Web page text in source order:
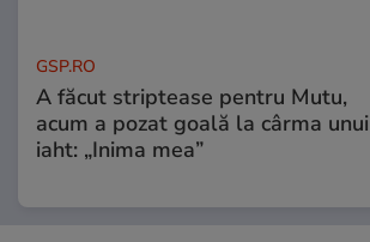
GSP.RO
A făcut striptease pentru Mutu,
acum a pozat goală la cârma unui
iaht: „Inima mea”